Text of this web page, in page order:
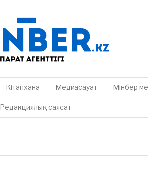
Кітапхана Медиасауат Мінбер
Редакциялық саясат